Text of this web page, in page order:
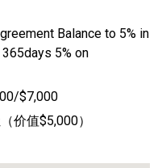
Balance to 5% in
5% on
$7,000
价值$5,000）